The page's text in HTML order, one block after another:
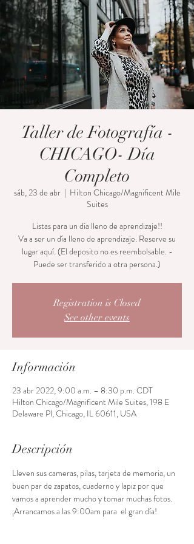
Taller de Fotografía -
CHICAGO- Día
Completo
sáb, 23 de abr
  |
Hilton Chicago/Magnificent Mile
Suites
Listas para un día lleno de aprendizaje!!
Va a ser un día lleno de aprendizaje. Reserve su
lugar aquí. (El deposito no es reembolsable. -
Puede ser transferido a otra persona.)
Registration is Closed
See other events
Información
23 abr 2022, 9:00 a.m. – 8:30 p.m. CDT
Hilton Chicago/Magnificent Mile Suites, 198 E
Delaware Pl, Chicago, IL 60611, USA
Descripción
Lleven sus cameras, pilas, tarjeta de memoria, un
buen par de zapatos, cuaderno y lapiz por que
vamos a aprender mucho y tomar muchas fotos.
¡Arrancamos a las 9:00am para  el gran día!